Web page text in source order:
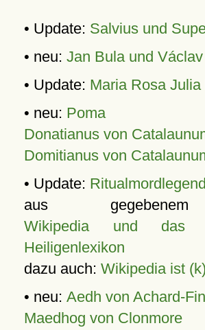
• Update: Salvius und
• neu: Jan Bula und
• Update: Maria Rosa
• neu: Poma
Donatianus von
Domitianus von
• Update:
aus
Wikipedia und das
Heiligenlexikon
dazu auch: Wikipedia ist
• neu: Aedh von Achard-
Maedhog von Clonmore